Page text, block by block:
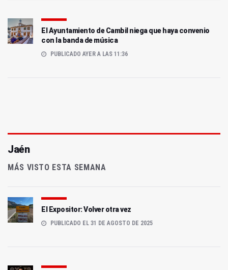
El Ayuntamiento de Cambil niega que haya convenio
con la banda de música
PUBLICADO AYER A LAS 11:36
Jaén
MÁS VISTO ESTA SEMANA
El Expositor: Volver otra vez
PUBLICADO EL 31 DE AGOSTO DE 2025